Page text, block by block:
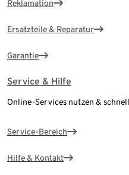
Reklamation
Ersatzteile & Reparatur
Garantie
Service & Hilfe
Online-Services nutzen &
Service-Bereich
Hilfe & Kontakt